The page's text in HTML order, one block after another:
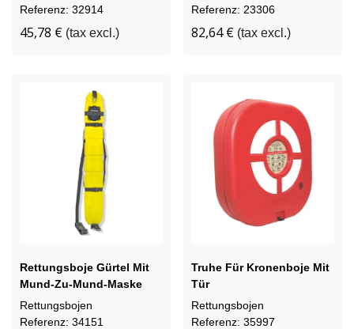
Referenz: 32914
45,78 € (tax excl.)
Referenz: 23306
82,64 € (tax excl.)
Rettungsboje Gürtel Mit
Mund-Zu-Mund-Maske
Rettungsbojen
Referenz: 34151
Truhe Für Kronenboje Mit
Tür
Rettungsbojen
Referenz: 35997